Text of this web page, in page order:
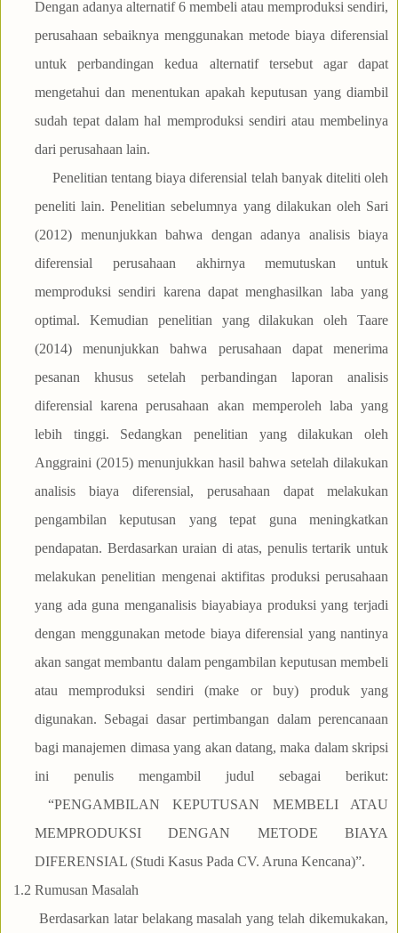
Dengan adanya alternatif 6 membeli atau memproduksi sendiri,
perusahaan sebaiknya menggunakan metode biaya diferensial
untuk perbandingan kedua alternatif tersebut agar dapat
mengetahui dan menentukan apakah keputusan yang diambil
sudah tepat dalam hal memproduksi sendiri atau membelinya
dari perusahaan lain.
Penelitian tentang biaya diferensial telah banyak diteliti oleh
peneliti lain. Penelitian sebelumnya yang dilakukan oleh Sari
(2012) menunjukkan bahwa dengan adanya analisis biaya
diferensial perusahaan akhirnya memutuskan untuk
memproduksi sendiri karena dapat menghasilkan laba yang
optimal. Kemudian penelitian yang dilakukan oleh Taare
(2014) menunjukkan bahwa perusahaan dapat menerima
pesanan khusus setelah perbandingan laporan analisis
diferensial karena perusahaan akan memperoleh laba yang
lebih tinggi. Sedangkan penelitian yang dilakukan oleh
Anggraini (2015) menunjukkan hasil bahwa setelah dilakukan
analisis biaya diferensial, perusahaan dapat melakukan
pengambilan keputusan yang tepat guna meningkatkan
pendapatan. Berdasarkan uraian di atas, penulis tertarik untuk
melakukan penelitian mengenai aktifitas produksi perusahaan
yang ada guna menganalisis biayabiaya produksi yang terjadi
dengan menggunakan metode biaya diferensial yang nantinya
akan sangat membantu dalam pengambilan keputusan membeli
atau memproduksi sendiri (make or buy) produk yang
digunakan. Sebagai dasar pertimbangan dalam perencanaan
bagi manajemen dimasa yang akan datang, maka dalam skripsi
ini penulis mengambil judul sebagai berikut:
“PENGAMBILAN KEPUTUSAN MEMBELI ATAU
MEMPRODUKSI DENGAN METODE BIAYA
DIFERENSIAL (Studi Kasus Pada CV. Aruna Kencana)”.
1.2 Rumusan Masalah
Berdasarkan latar belakang masalah yang telah dikemukakan,